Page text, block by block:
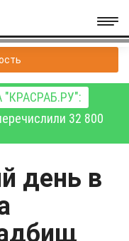
32 800
день в